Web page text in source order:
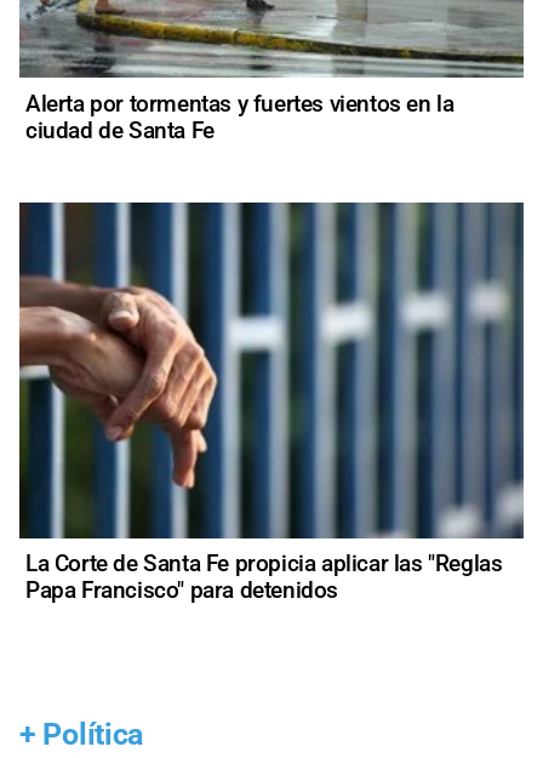
Alerta por tormentas y fuertes vientos en la
ciudad de Santa Fe
La Corte de Santa Fe propicia aplicar las "Reglas
Papa Francisco" para detenidos
+ Política